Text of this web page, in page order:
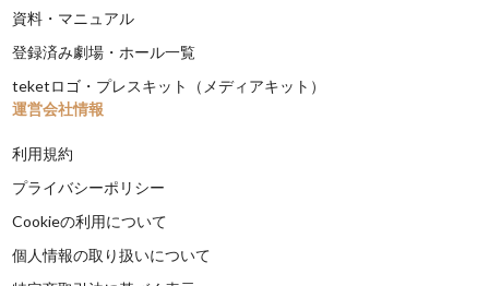
資料・マニュアル
登録済み劇場・ホール一覧
teketロゴ・プレスキット（メディアキット）
運営会社情報
利用規約
プライバシーポリシー
Cookieの利用について
個人情報の取り扱いについて